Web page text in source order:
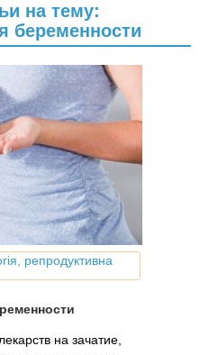
на тему:
беременности
репродуктивна
на зачатие,